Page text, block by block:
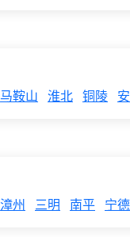
马鞍山 淮北 铜陵
漳州 三明 南平 宁德